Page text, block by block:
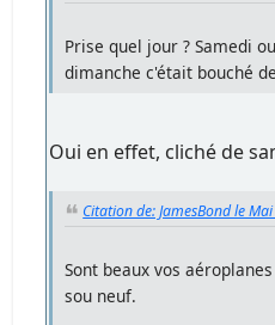
Prise quel jour ? Samedi
dimanche c'était bouché
Oui en effet, cliché de
Citation de: JamesBond le
Sont beaux vos
sou neuf.